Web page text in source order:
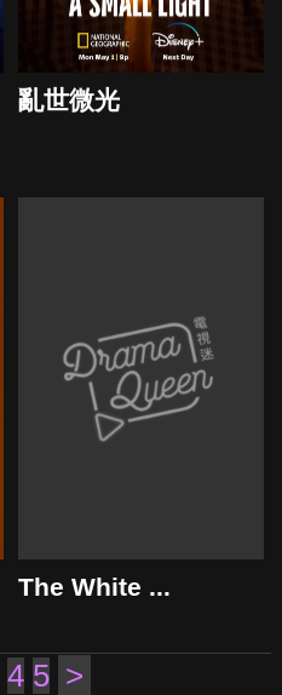
亂世微光
The White ...
4 5 >